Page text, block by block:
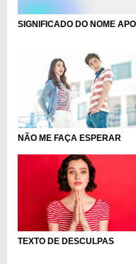
SIGNIFICADO DO NOME
NÃO ME FAÇA ESPERAR
TEXTO DE DESCULPAS